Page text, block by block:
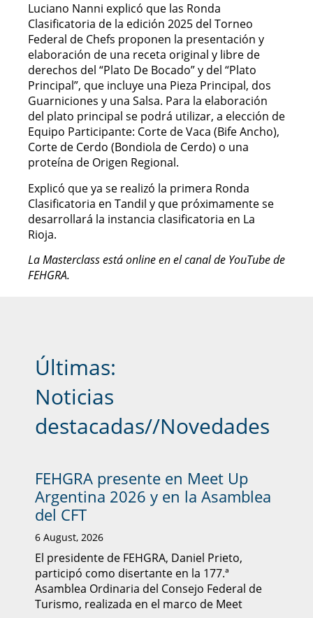
Luciano Nanni explicó que las Ronda
Clasificatoria de la edición 2025 del Torneo
Federal de Chefs proponen la presentación y
elaboración de una receta original y libre de
derechos del “Plato De Bocado” y del “Plato
Principal”, que incluye una Pieza Principal, dos
Guarniciones y una Salsa. Para la elaboración
del plato principal se podrá utilizar, a elección de
Equipo Participante: Corte de Vaca (Bife Ancho),
Corte de Cerdo (Bondiola de Cerdo) o una
proteína de Origen Regional.
Explicó que ya se realizó la primera Ronda
Clasificatoria en Tandil y que próximamente se
desarrollará la instancia clasificatoria en La
Rioja.
La Masterclass está online en el canal de YouTube de
FEHGRA.
Últimas:
Noticias
destacadas//Novedades
FEHGRA presente en Meet Up
Argentina 2026 y en la Asamblea
del CFT
6 August, 2026
El presidente de FEHGRA, Daniel Prieto,
participó como disertante en la 177.ª
Asamblea Ordinaria del Consejo Federal de
Turismo, realizada en el marco de Meet